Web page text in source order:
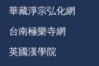
教工作小組
47
念佛的真實
48
華藏淨宗弘化網
台南極樂寺網
英國漢學院